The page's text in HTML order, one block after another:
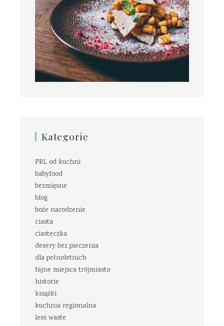
Kategorie
PRL od kuchni
babyfood
bezmięsne
blog
boże narodzenie
ciasta
ciasteczka
desery bez pieczenia
dla pełnoletnich
fajne miejsca trójmiasto
historie
książki
kuchnia regionalna
less waste